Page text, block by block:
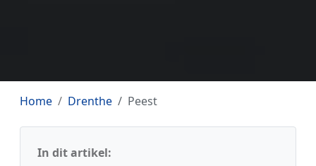
Home Drenthe Peest
In dit artikel: